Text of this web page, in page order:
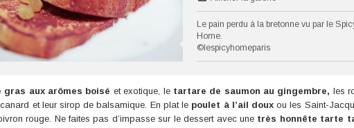
Le pain perdu à la bretonne vu par le
Home.
©lespicyhomeparis
gras aux arômes boisé et exotique, le tartare de saumon au gingembre, les
et leur sirop de balsamique. En plat le poulet à l’ail douxou les Saint-
rouge. Ne faites pas d’impasse sur le dessert avec une très honnête tarte